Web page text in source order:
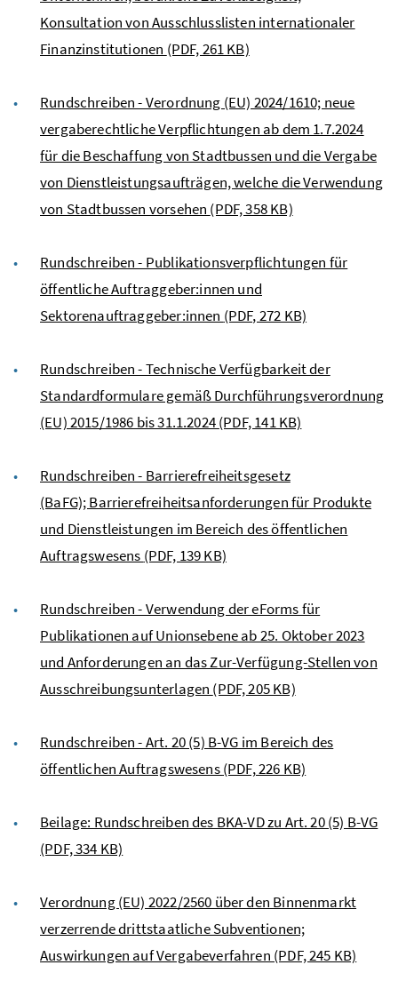
Konsultation von Ausschlusslisten internationaler
Finanzinstitutionen (PDF, 261 KB)
Rundschreiben - Verordnung (EU) 2024/1610; neue
vergaberechtliche Verpflichtungen ab dem 1.7.2024
für die Beschaffung von Stadtbussen und die Vergabe
von Dienstleistungsaufträgen, welche die Verwendung
von Stadtbussen vorsehen (PDF, 358 KB)
Rundschreiben - Publikationsverpflichtungen für
öffentliche Auftraggeber:innen und
Sektorenauftraggeber:innen (PDF, 272 KB)
Rundschreiben - Technische Verfügbarkeit der
Standardformulare gemäß Durchführungsverordnung
(EU) 2015/1986 bis 31.1.2024(PDF, 141 KB)
Rundschreiben - Barrierefreiheitsgesetz
(BaFG); Barrierefreiheitsanforderungen für Produkte
und Dienstleistungen im Bereich des öffentlichen
Auftragswesens (PDF, 139 KB)
Rundschreiben - Verwendung der eForms für
Publikationen auf Unionsebene ab 25. Oktober 2023
und Anforderungen an das Zur-Verfügung-Stellen von
Ausschreibungsunterlagen (PDF, 205 KB)
Rundschreiben - Art. 20 (5) B-VG im Bereich des
öffentlichen Auftragswesens(PDF, 226 KB)
Beilage: Rundschreiben des BKA-VD zu Art. 20 (5) B-VG
(PDF, 334 KB)
Verordnung (EU) 2022/2560 über den Binnenmarkt
verzerrende drittstaatliche Subventionen;
Auswirkungen auf Vergabeverfahren (PDF, 245 KB)